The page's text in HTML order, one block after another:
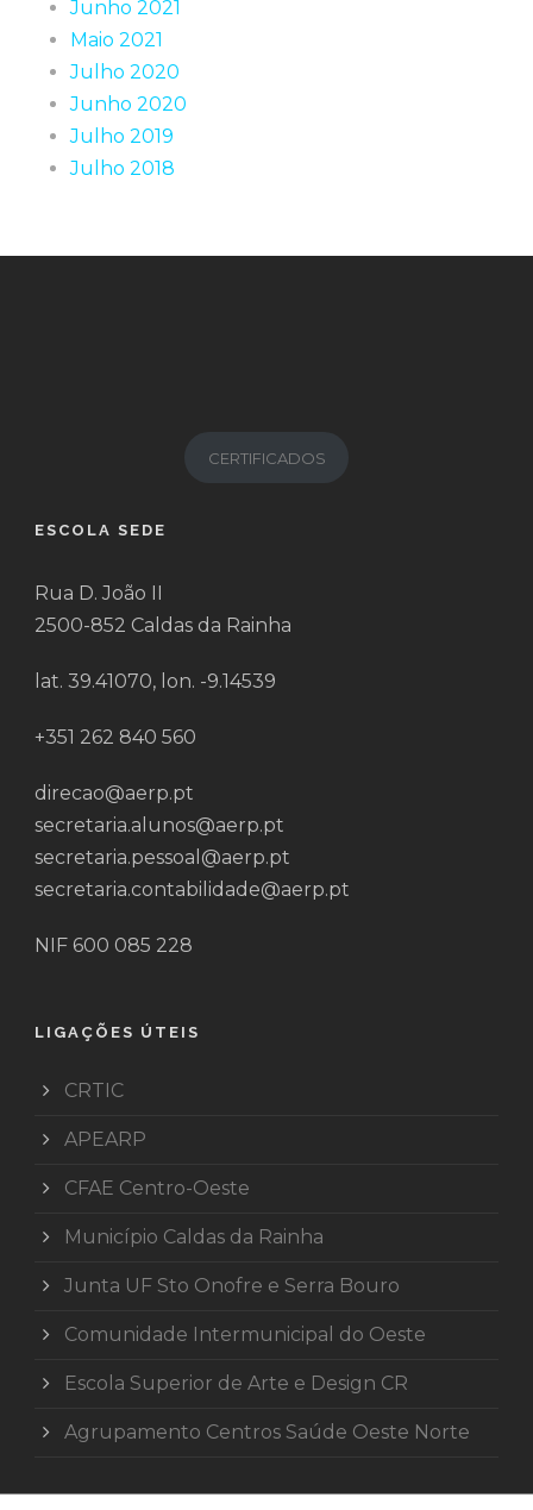
Junho 2021
Maio 2021
Julho 2020
Junho 2020
Julho 2019
Julho 2018
CERTIFICADOS
ESCOLA SEDE
Rua D. João II
2500-852 Caldas da Rainha
lat. 39.41070, lon. -9.14539
+351 262 840 560
direcao@aerp.pt
secretaria.alunos@aerp.pt
secretaria.pessoal@aerp.pt
secretaria.contabilidade@aerp.pt
NIF 600 085 228
LIGAÇÕES ÚTEIS
CRTIC
APEARP
CFAE Centro-Oeste
Município Caldas da Rainha
Junta UF Sto Onofre e Serra Bouro
Comunidade Intermunicipal do Oeste
Escola Superior de Arte e Design CR
Agrupamento Centros Saúde Oeste Norte